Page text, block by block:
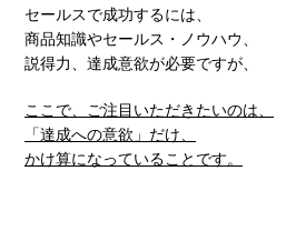
セールスで成功するには、
商品知識やセールス・ノウハウ、
説得力、達成意欲が必要ですが、
ここで、ご注目いただきたいのは、
「達成への意欲」だけ、
かけ算になっていることです。